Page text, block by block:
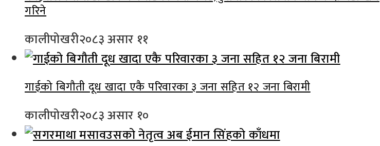
गरिने
कालीपोखरी२०८३ असार ११
गाईको बिगौती दूध खादा एकै परिवारका ३ जना सहित १२ जना बिरामी
कालीपोखरी२०८३ असार १०